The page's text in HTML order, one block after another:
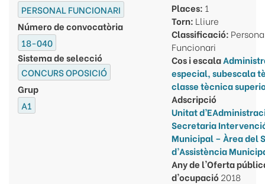
PERSONAL FUNCIONARI
Número de convocatòria
18-040
Sistema de selecció
CONCURS OPOSICIÓ
Grup
A1
Places: 1
Torn: Lliure
Classificació:
Funcionari
Cos i escala
especial, subescala
classe tècnica
Adscripció
Unitat
Secretaria
Municipal – Àrea del
d’Assistència
Any de l'Oferta
d'ocupació2018